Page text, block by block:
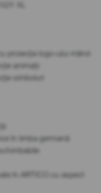
XL
proiecția logo-ului mărcii
animații
simboluri
în limba germană
în ARTICO cu aspect